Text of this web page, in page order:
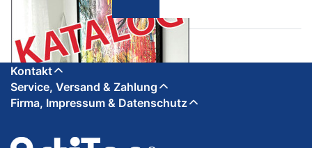
Kontakt
Service, Versand & Zahlung
Firma, Impressum & Datenschutz